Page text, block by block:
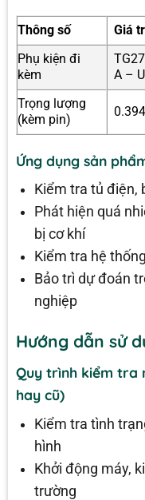
Thông số
Giá
Phụ kiện đi
kèm
A –
Trọng lượng
(kèm pin)
Ứng dụng sản
Kiểm tra tủ điện,
Phát hiện quá
bị cơ khí
Kiểm tra hệ
Bảo trì dự đoán
nghiệp
Hướng dẫn sử
Quy trình kiểm tra
hay cũ)
Kiểm tra tình
hình
Khởi động máy,
trường